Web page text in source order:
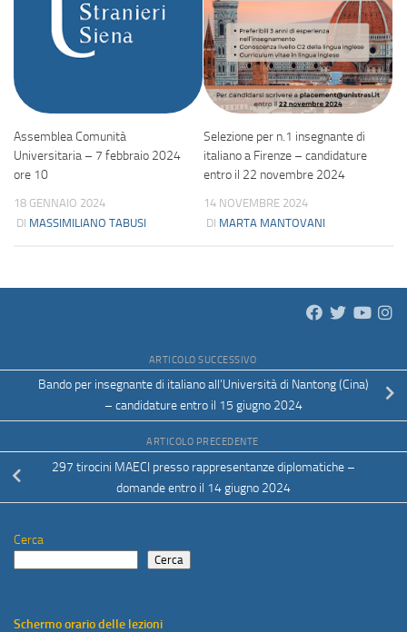
Assemblea Comunità
Universitaria – 7 febbraio 2024
ore 10
18 GENNAIO 2024
DI MASSIMILIANO TABUSI
Selezione per n.1 insegnante di
italiano a Firenze – candidature
entro il 22 novembre 2024
14 NOVEMBRE 2024
DI MARTA MANTOVANI
ARTICOLO SUCCESSIVO
Bando per insegnante di italiano all’Università di Nantong (Cina)
– candidature entro il 15 giugno 2024
ARTICOLO PRECEDENTE
297 tirocini MAECI presso rappresentanze diplomatiche –
domande entro il 14 giugno 2024
Cerca
Cerca
Schermo orario delle lezioni